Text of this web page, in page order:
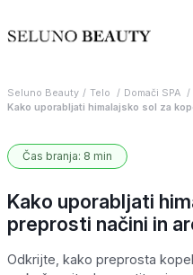
Seluno Beauty Telo
Domači SPA
Kako uporabljati himalajsko sol za
Čas branja: 8 min
Kako uporabljati
preprosti načini in
Odkrijte, kako preprosta